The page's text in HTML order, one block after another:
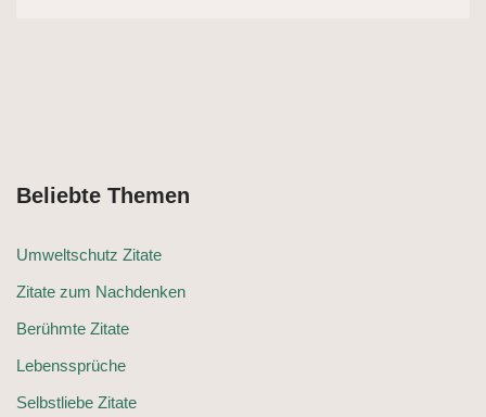
Beliebte Themen
Umweltschutz Zitate
Zitate zum Nachdenken
Berühmte Zitate
Lebenssprüche
Selbstliebe Zitate